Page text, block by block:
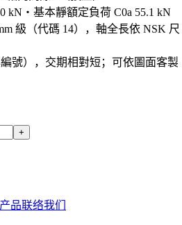
kN・基本靜額定負荷 C0a 55.1 kN
級（代碼 14），軸全長依 NSK 尺
號），交期相對短；可依圖面客製
+
品联络我们